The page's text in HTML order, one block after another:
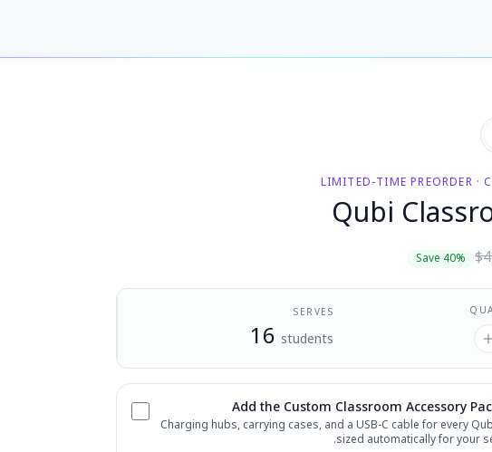
LIMITED-TIME PREORDER ·
Qubi
$
Save 40%
SERVES
16 students
Add the Custom Classroom Accessory
Charging hubs, carrying cases, and a USB-C cable for every
sized automatically for your